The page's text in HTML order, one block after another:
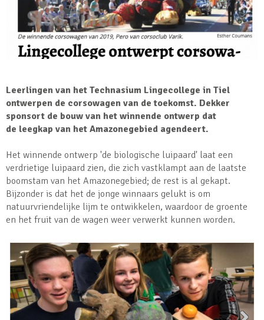
Leerlingen van het Technasium Lingecollege in Tiel
ontwerpen de corsowagen van de toekomst. Dekker
sponsort de bouw van het winnende ontwerp dat
de leegkap van het Amazonegebied agendeert.
Het winnende ontwerp 'de biologische luipaard' laat een
verdrietige luipaard zien, die zich vastklampt aan de laatste
boomstam van het Amazonegebied; de rest is al gekapt.
Bijzonder is dat het de jonge winnaars gelukt is om
natuurvriendelijke lijm te ontwikkelen, waardoor de groente
en het fruit van de wagen weer verwerkt kunnen worden.